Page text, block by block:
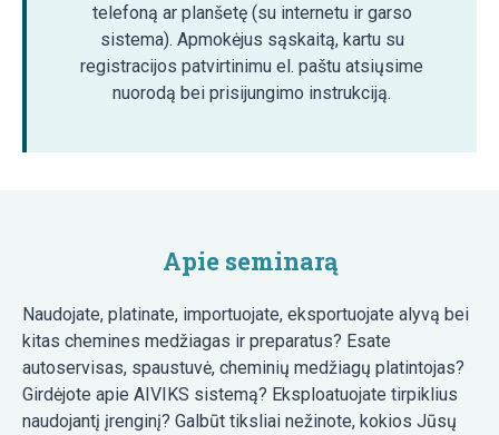
telefoną ar planšetę (su internetu ir garso
sistema). Apmokėjus sąskaitą, kartu su
registracijos patvirtinimu el. paštu atsiųsime
nuorodą bei prisijungimo instrukciją.
Apie seminarą
Naudojate, platinate, importuojate, eksportuojate alyvą bei
kitas chemines medžiagas ir preparatus? Esate
autoservisas, spaustuvė, cheminių medžiagų platintojas?
Girdėjote apie AIVIKS sistemą? Eksploatuojate tirpiklius
naudojantį įrenginį? Galbūt tiksliai nežinote, kokios Jūsų